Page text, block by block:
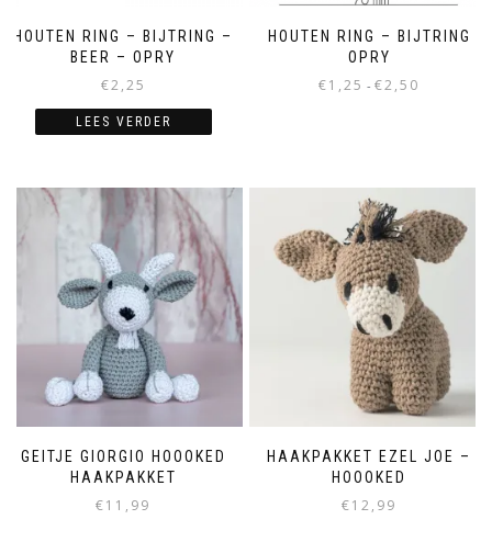
HOUTEN RING – BIJTRING –
BEER – OPRY
€2,25
LEES VERDER
HOUTEN RING – BIJTRING
OPRY
€1,25 - €2,50
GEITJE GIORGIO HOOOKED
HAAKPAKKET
€11,99
HAAKPAKKET EZEL JOE –
HOOOKED
€12,99